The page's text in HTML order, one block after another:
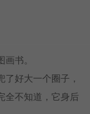
书。
好大一个圈子，
全不知道，它身后